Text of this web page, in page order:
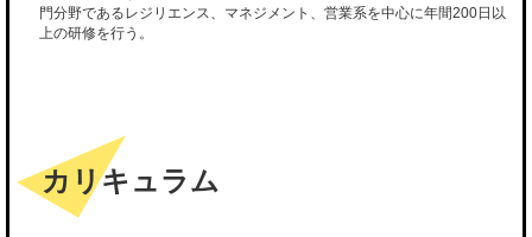
門分野であるレジリエンス、マネジメント、営業系を中心に年間200日以
上の研修を行う。
カリキュラム